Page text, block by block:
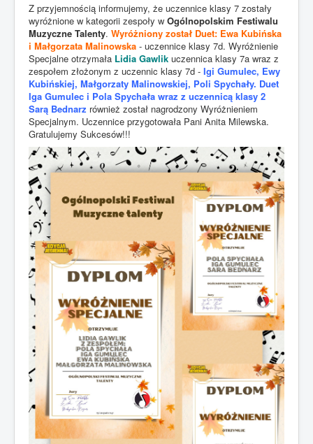
KADRA
DLA UCZNIA
DLA RODZICA
SUKCESY
ŚWIETLICA
KRONIKA
Z przyjemnością informujemy, że uczennice klasy 7 zostały
wyróżnione w kategorii zespoły w Ogólnopolskim Festiwalu
Muzyczne Talenty. Wyróżniony został Duet: Ewa Kubińska
i Małgorzata Malinowska - uczennice klasy 7d. Wyróżnienie
Specjalne otrzymała Lidia Gawlik uczennica klasy 7a wraz z
zespołem złożonym z uczennic klasy 7d - Igi Gumulec, Ewy
Kubińskiej, Małgorzaty Malinowskiej, Poli Spychały. Duet
Iga Gumulec i Pola Spychała wraz z uczennicą klasy 2
Sarą Bednarz również został nagrodzony Wyróżnieniem
Specjalnym. Uczennice przygotowała Pani Anita Milewska.
Gratulujemy Sukcesów!!!